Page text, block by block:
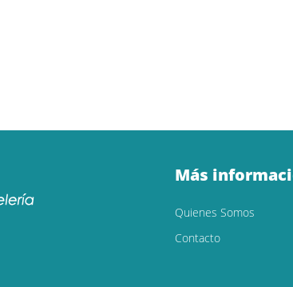
Más
Quienes Somos
Contacto